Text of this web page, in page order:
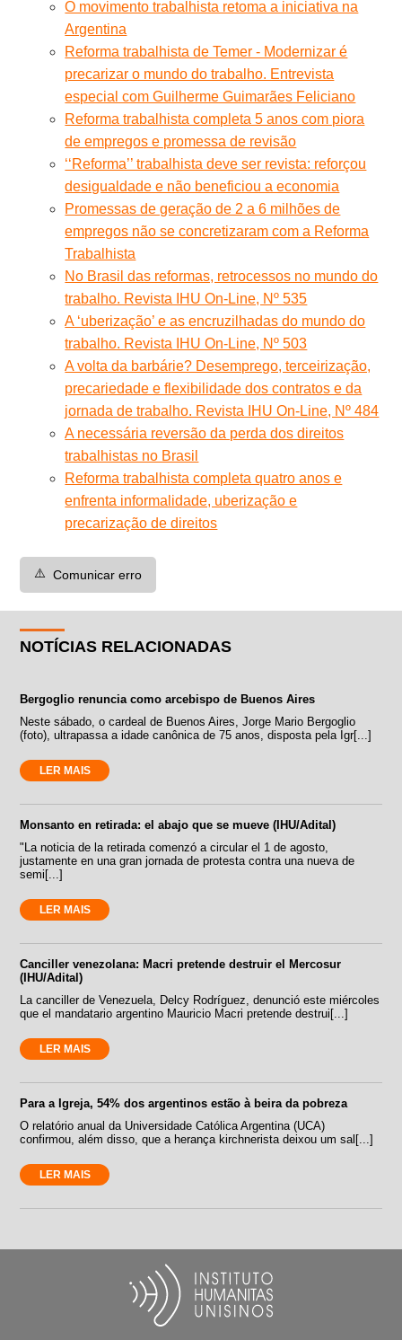
O movimento trabalhista retoma a iniciativa na
Argentina
Reforma trabalhista de Temer - Modernizar é
precarizar o mundo do trabalho. Entrevista
especial com Guilherme Guimarães Feliciano
Reforma trabalhista completa 5 anos com piora
de empregos e promessa de revisão
‘‘Reforma’’ trabalhista deve ser revista: reforçou
desigualdade e não beneficiou a economia
Promessas de geração de 2 a 6 milhões de
empregos não se concretizaram com a Reforma
Trabalhista
No Brasil das reformas, retrocessos no mundo do
trabalho. Revista IHU On-Line, Nº 535
A ‘uberização’ e as encruzilhadas do mundo do
trabalho. Revista IHU On-Line, Nº 503
A volta da barbárie? Desemprego, terceirização,
precariedade e flexibilidade dos contratos e da
jornada de trabalho. Revista IHU On-Line, Nº 484
A necessária reversão da perda dos direitos
trabalhistas no Brasil
Reforma trabalhista completa quatro anos e
enfrenta informalidade, uberização e
precarização de direitos
⚠️ Comunicar erro
NOTÍCIAS RELACIONADAS
Bergoglio renuncia como arcebispo de Buenos Aires
Neste sábado, o cardeal de Buenos Aires, Jorge Mario Bergoglio
(foto), ultrapassa a idade canônica de 75 anos, disposta pela Igr[...]
LER MAIS
Monsanto en retirada: el abajo que se mueve (IHU/Adital)
"La noticia de la retirada comenzó a circular el 1 de agosto,
justamente en una gran jornada de protesta contra una nueva de
semi[...]
LER MAIS
Canciller venezolana: Macri pretende destruir el Mercosur
(IHU/Adital)
La canciller de Venezuela, Delcy Rodríguez, denunció este miércoles
que el mandatario argentino Mauricio Macri pretende destrui[...]
LER MAIS
Para a Igreja, 54% dos argentinos estão à beira da pobreza
O relatório anual da Universidade Católica Argentina (UCA)
confirmou, além disso, que a herança kirchnerista deixou um sal[...]
LER MAIS